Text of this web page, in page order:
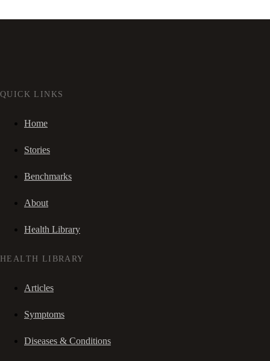
QUICK LINKS
Home
Stories
Benchmarks
About
Health Library
HEALTH LIBRARY
Articles
Symptoms
Diseases & Conditions